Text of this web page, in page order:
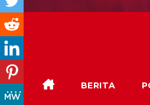
BERITA